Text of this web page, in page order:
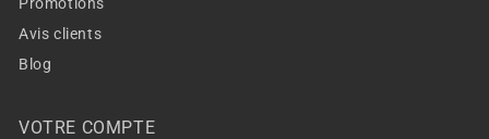
Avis clients
Blog
VOTRE COMPTE